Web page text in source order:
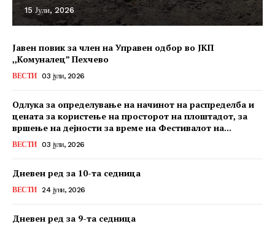
15 Јули, 2026
Јавен повик за член на Управен одбор во ЈКП
,,Комуналец” Пехчево
ВЕСТИ 03 јули, 2026
Одлука за определување на начинот на распределба и
цената за користење на просторот на плоштадот, за
вршење на дејности за време на Фестивалот на...
ВЕСТИ 03 јули, 2026
Дневен ред за 10-та седница
ВЕСТИ 24 јуни, 2026
Дневен ред за 9-та седница